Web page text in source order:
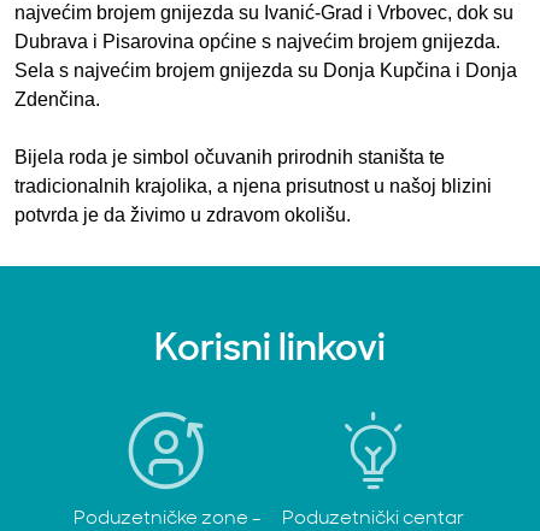
najvećim brojem gnijezda su Ivanić-Grad i Vrbovec, dok su
Dubrava i Pisarovina općine s najvećim brojem gnijezda.
Sela s najvećim brojem gnijezda su Donja Kupčina i Donja
Zdenčina.
Bijela roda je simbol očuvanih prirodnih staništa te
tradicionalnih krajolika, a njena prisutnost u našoj blizini
potvrda je da živimo u zdravom okolišu.
Korisni linkovi
Poduzetničke zone -
Poduzetnički centar